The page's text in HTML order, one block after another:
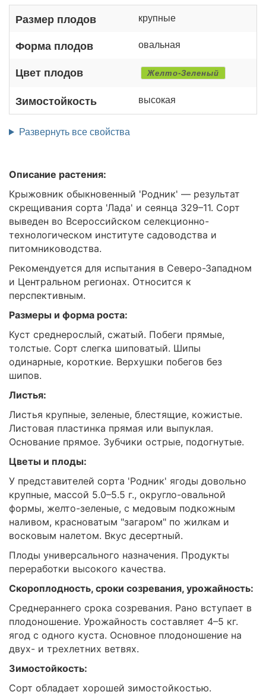
Размер плодов крупные
Форма плодов овальная
Цвет плодов Желто-Зеленый
Зимостойкость высокая
Развернуть все свойства
Описание растения:
Крыжовник обыкновенный 'Родник' — результат
скрещивания сорта 'Лада' и сеянца 329–11. Сорт
выведен во Всероссийском селекционно-
технологическом институте садоводства и
питомниководства.
Рекомендуется для испытания в Северо-Западном
и Центральном регионах. Относится к
перспективным.
Размеры и форма роста:
Куст среднерослый, сжатый. Побеги прямые,
толстые. Сорт слегка шиповатый. Шипы
одинарные, короткие. Верхушки побегов без
шипов.
Листья:
Листья крупные, зеленые, блестящие, кожистые.
Листовая пластинка прямая или выпуклая.
Основание прямое. Зубчики острые, подогнутые.
Цветы и плоды:
У представителей сорта 'Родник' ягоды довольно
крупные, массой 5.0–5.5 г., округло-овальной
формы, желто-зеленые, с медовым подкожным
наливом, красноватым "загаром" по жилкам и
восковым налетом. Вкус десертный.
Плоды универсального назначения. Продукты
переработки высокого качества.
Скороплодность, сроки созревания, урожайность:
Среднераннего срока созревания. Рано вступает в
плодоношение. Урожайность составляет 4–5 кг.
ягод с одного куста. Основное плодоношение на
двух- и трехлетних ветвях.
Зимостойкость:
Сорт обладает хорошей зимостойкостью.